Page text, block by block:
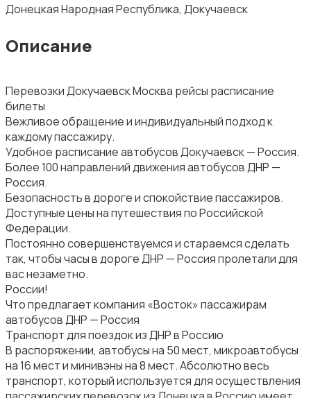
Донецкая Народная Республика, Докучаевск
Описание
Перевозки Докучаевск Москва рейсы расписание
билеты
Вежливое обращение и индивидуальный подход к
каждому пассажиру.
Удобное расписание автобусов Докучаевск — Россия.
Более 100 направлений движения автобусов ДНР —
Россия.
Безопасность в дороге и спокойствие пассажиров.
Доступные цены на путешествия по Российской
Федерации.
Постоянно совершенствуемся и стараемся сделать
так, чтобы часы в дороге ДНР — Россия пролетали для
вас незаметно.
России!
Что предлагает компания «Восток» пассажирам
автобусов ДНР — Россия
Транспорт для поездок из ДНР в Россию
В распоряжении, автобусы на 50 мест, микроавтобусы
на 16 мест и минивэны на 8 мест. Абсолютно весь
транспорт, который используется для осуществления